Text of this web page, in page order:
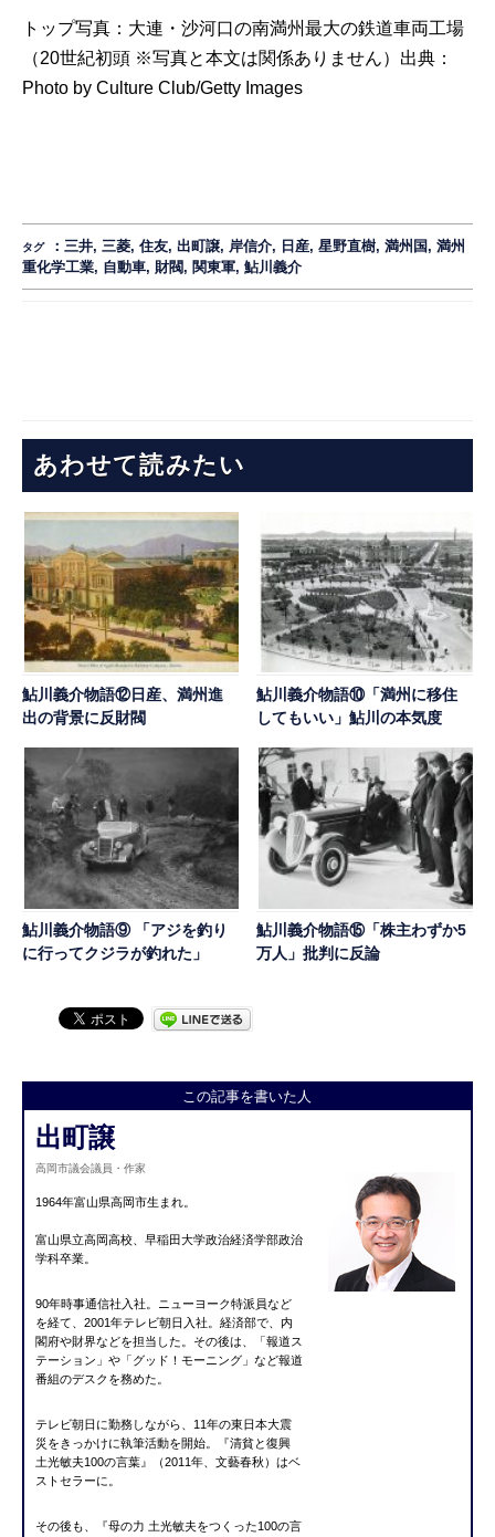
トップ写真：大連・沙河口の南満州最大の鉄道車両工場
（20世紀初頭 ※写真と本文は関係ありません）出典：
Photo by Culture Club/Getty Images
タグ ： 三井, 三菱,住友,出町譲, 岸信介, 日産,星野直樹,満州国,満州
重化学工業, 自動車, 財閥,関東軍,鮎川義介
あわせて読みたい
鮎川義介物語⑫日産、満州進
出の背景に反財閥
鮎川義介物語⑩「満州に移住
してもいい」鮎川の本気度
鮎川義介物語⑨ 「アジを釣り
に行ってクジラが釣れた」
鮎川義介物語⑮「株主わずか5
万人」批判に反論
この記事を書いた人
出町譲
高岡市議会議員・作家
1964年富山県高岡市生まれ。
富山県立高岡高校、早稲田大学政治経済学部政治
学科卒業。
90年時事通信社入社。ニューヨーク特派員など
を経て、2001年テレビ朝日入社。経済部で、内
閣府や財界などを担当した。その後は、「報道ス
テーション」や「グッド！モーニング」など報道
番組のデスクを務めた。
テレビ朝日に勤務しながら、11年の東日本大震
災をきっかけに執筆活動を開始。『清貧と復興
土光敏夫100の言葉』（2011年、文藝春秋）はベ
ストセラーに。
その後も、『母の力 土光敏夫をつくった100の言